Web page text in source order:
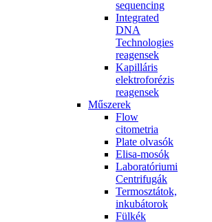
sequencing
Integrated
DNA
Technologies
reagensek
Kapilláris
elektroforézis
reagensek
Műszerek
Flow
citometria
Plate olvasók
Elisa-mosók
Laboratóriumi
Centrifugák
Termosztátok,
inkubátorok
Fülkék